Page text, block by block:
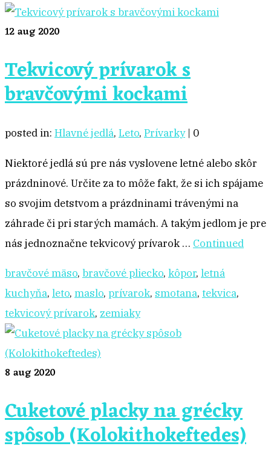
12aug 2020
Tekvicový prívarok s
bravčovými kockami
posted in: Hlavné jedlá, Leto, Prívarky | 0
Niektoré jedlá sú pre nás vyslovene letné alebo skôr
prázdninové. Určite za to môže fakt, že si ich spájame
so svojim detstvom a prázdninami trávenými na
záhrade či pri starých mamách. A takým jedlom je pre
nás jednoznačne tekvicový prívarok … Continued
bravčové mäso, bravčové pliecko, kôpor, letná
kuchyňa, leto, maslo, prívarok, smotana, tekvica,
tekvicový prívarok, zemiaky
8 aug 2020
Cuketové placky na grécky
spôsob (Kolokithokeftedes)